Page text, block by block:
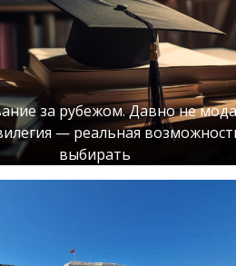
за рубежом. Давно не
— реальная
выбирать